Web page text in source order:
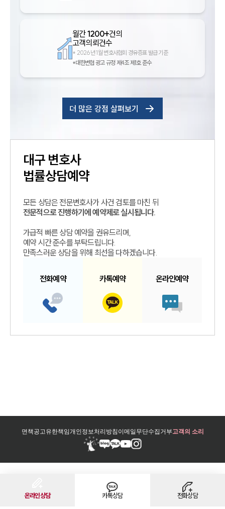
온라인상담 카톡상담 전화상담
월간1200+건의
고객의뢰건수
* 2026년 1월 변호사협회 경유증표 발급 기준
*대한변협 광고 규정 제4조 제1호 준수
더 많은 강점 살펴보기
대구 변호사
법률상담예약
모든 상담은 전문변호사가 사건 검토를 마친 뒤
전문적으로 진행하기에 예약제로 실시됩니다.
가급적 빠른 상담 예약을 권유드리며,
예약 시간 준수를 부탁드립니다.
만족스러운 상담을 위해 최선을 다하겠습니다.
전화예약 카톡예약 온라인예약
면책공고유한책임개인정보처리방침이메일무단수집거부고객의 소리